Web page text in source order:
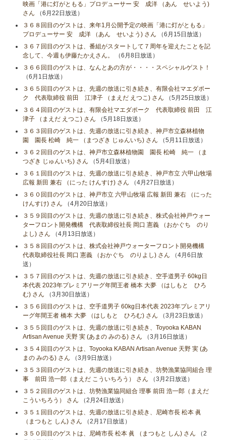
映画「港に灯がともる」プロデューサー 安 成洋 （あん せいよう)
さん （6月22日放送）
３６８回目のゲストは、来年1月公開予定の映画「港に灯がともる」
プロデューサー 安 成洋 （あん せいよう) さん （6月15日放送）
３６７回目のゲストは、番組がスタートして７周年を迎えたことを記
念して、今週も伊藤たかえさん。
（6月8日放送）
３６６回目のゲストは、なんとあの方が・・・・スペシャルゲスト！
（6月1日放送）
３６５回目のゲストは、先週の放送に引き続き、有限会社マエダポー
ク 代表取締役 前田 江津子 （まえだ えつこ) さん （5月25日放送）
３６４回目のゲストは、有限会社マエダポーク 代表取締役 前田 江
津子 （まえだ えつこ) さん （5月18日放送）
３６３回目のゲストは、先週の放送に引き続き、神戸市立森林植物
園 園長 松崎 純一 （まつざき じゅんいち) さん （5月11日放送）
３６２回目のゲストは、神戸市立森林植物園 園長 松崎 純一 （ま
つざき じゅんいち) さん （5月4日放送）
３６１回目のゲストは、先週の放送に引き続き、神戸市立 六甲山牧場
広報 新田 兼右 （にった けんすけ) さん （4月27日放送）
３６０回目のゲストは、神戸市立 六甲山牧場 広報 新田 兼右 （にった
けんすけ) さん （4月20日放送）
３５９回目のゲストは、先週の放送に引き続き、株式会社神戸ウォー
ターフロント開発機構 代表取締役社長 岡口 憲義 （おかぐち のり
よし) さん （4月13日放送）
３５８回目のゲストは、株式会社神戸ウォーターフロント開発機構
代表取締役社長 岡口 憲義 （おかぐち のりよし) さん （4月6日放
送）
３５７回目のゲストは、先週の放送に引き続き、空手道男子 60kg日
本代表 2023年プレミアリーグ年間王者 橋本 大夢 （はしもと ひろ
む) さん （3月30日放送）
３５６回目のゲストは、空手道男子 60kg日本代表 2023年プレミアリ
ーグ年間王者 橋本 大夢 （はしもと ひろむ) さん （3月23日放送）
３５５回目のゲストは、先週の放送に引き続き、Toyooka KABAN
Artisan Avenue 天野 実 (あまの みのる) さん （3月16日放送）
３５４回目のゲストは、Toyooka KABAN Artisan Avenue 天野 実 (あ
まの みのる) さん （3月9日放送）
３５３回目のゲストは、先週の放送に引き続き、坊勢漁業協同組合 理
事 前田 浩一郎（まえだ こういちろう） さん （3月2日放送）
３５２回目のゲストは、坊勢漁業協同組合 理事 前田 浩一郎（まえだ
こういちろう） さん （2月24日放送）
３５１回目のゲストは、先週の放送に引き続き、尼崎市長 松本 眞
（まつもと しん) さん （2月17日放送）
３５０回目のゲストは、尼崎市長 松本 眞 （まつもと しん) さん （2